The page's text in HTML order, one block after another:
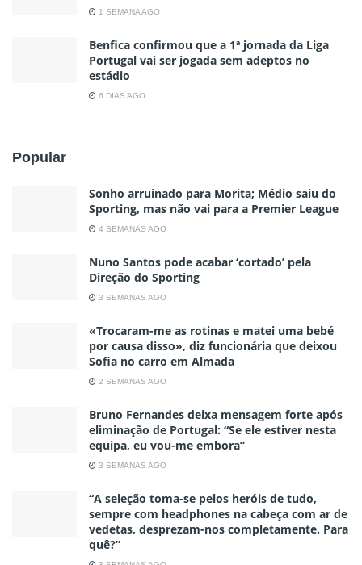
1 SEMANA AGO
Benfica confirmou que a 1ª jornada da Liga
Portugal vai ser jogada sem adeptos no
estádio
6 DIAS AGO
Popular
Sonho arruinado para Morita; Médio saiu do
Sporting, mas não vai para a Premier League
4 SEMANAS AGO
Nuno Santos pode acabar ‘cortado’ pela
Direção do Sporting
3 SEMANAS AGO
«Trocaram-me as rotinas e matei uma bebé
por causa disso», diz funcionária que deixou
Sofia no carro em Almada
2 SEMANAS AGO
Bruno Fernandes deixa mensagem forte após
eliminação de Portugal: “Se ele estiver nesta
equipa, eu vou-me embora”
3 SEMANAS AGO
“A seleção toma-se pelos heróis de tudo,
sempre com headphones na cabeça com ar de
vedetas, desprezam-nos completamente. Para
quê?”